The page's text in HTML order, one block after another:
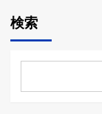
検索